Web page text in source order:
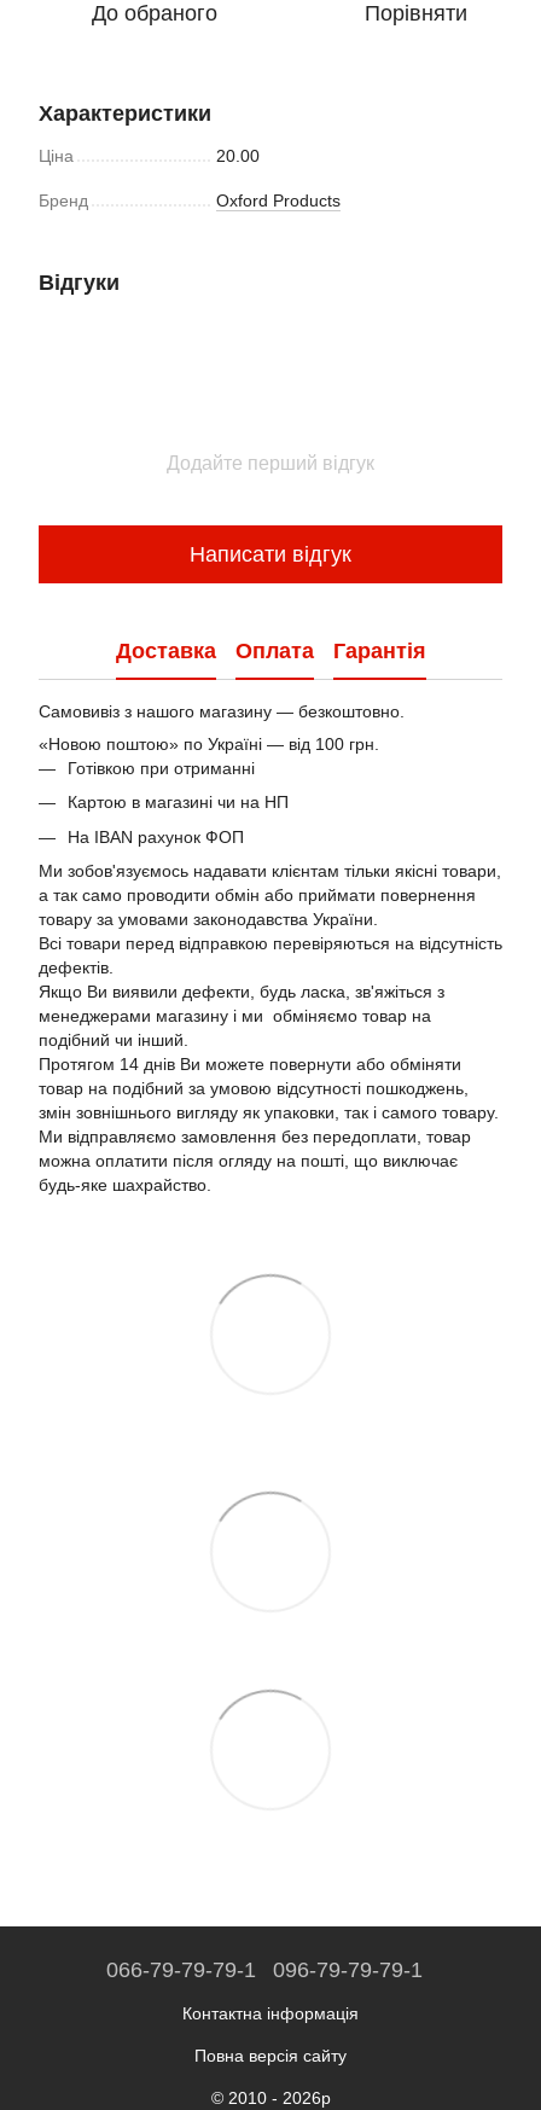
До обраного Порівняти
Характеристики
Ціна 20.00
Бренд Oxford Products
Відгуки
Додайте перший відгук
Написати відгук
Доставка Оплата Гарантія
Самовивіз з нашого магазину — безкоштовно.
«Новою поштою» по Україні — від 100 грн.
Готівкою при отриманні
Картою в магазині чи на НП
На IBAN рахунок ФОП
Ми зобов'язуємось надавати клієнтам тільки якісні товари,
а так само проводити обмін або приймати повернення
товару за умовами законодавства України.
Всі товари перед відправкою перевіряються на відсутність
дефектів.
Якщо Ви виявили дефекти, будь ласка, зв'яжіться з
менеджерами магазину і ми обміняємо товар на
подібний чи інший.
Протягом 14 днів Ви можете повернути або обміняти
товар на подібний за умовою відсутності пошкоджень,
змін зовнішнього вигляду як упаковки, так і самого товару.
Ми відправляємо замовлення без передоплати, товар
можна оплатити після огляду на пошті, що виключає
будь-яке шахрайство.
066-79-79-79-1 096-79-79-79-1
Контактна інформація
Повна версія сайту
© 2010 - 2026р